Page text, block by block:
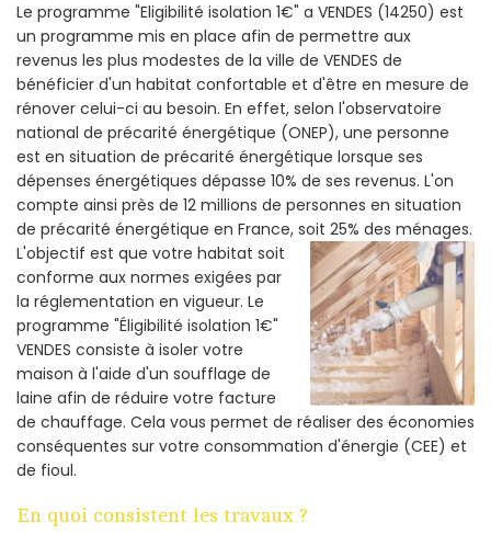
Le programme "Eligibilité isolation 1€" a VENDES (14250) est
un programme mis en place afin de permettre aux
revenus les plus modestes de la ville de VENDES de
bénéficier d'un habitat confortable et d'être en mesure de
rénover celui-ci au besoin. En effet, selon l'observatoire
national de précarité énergétique (ONEP), une personne
est en situation de précarité énergétique lorsque ses
dépenses énergétiques dépasse 10% de ses revenus. L'on
compte ainsi près de 12 millions de personnes en situation
de précarité énergétique en France, soit 25% des ménages.
L'objectif est que votre habitat soit
conforme aux normes exigées par
la réglementation en vigueur. Le
programme "Éligibilité isolation 1€"
VENDES consiste à isoler votre
maison à l'aide d'un soufflage de
laine afin de réduire votre facture
de chauffage. Cela vous permet de réaliser des économies
conséquentes sur votre consommation d'énergie (CEE) et
de fioul.
En quoi consistent les travaux ?